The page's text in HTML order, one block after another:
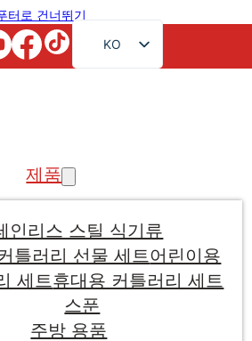
터로 건너뛰기
KO
EN
DE
ES
PT
제품
인리스 스틸 식기류
틀러리 선물 세트어린이용
세트휴대용 커틀러리 세트
스푼
주방 용품